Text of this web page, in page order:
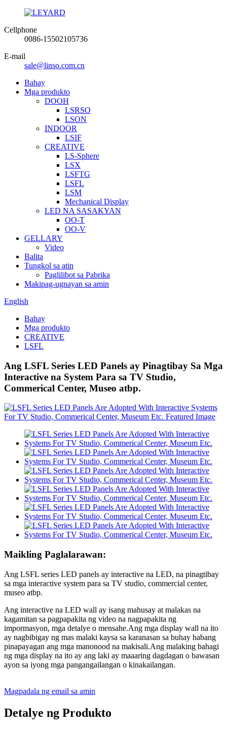
Cellphone
0086-15502105736
E-mail
sale@linso.com.cn
Bahay
Mga produkto
DOOH
LSRSO
LSON
INDOOR
LSIF
CREATIVE
LS-Sphere
LSX
LSFTG
LSFL
LSM
Mechanical Display
LED NA SASAKYAN
OO-T
OO-V
GELLARY
Video
Balita
Tungkol sa atin
Paglilibot sa Pabrika
Makipag-ugnayan sa amin
English
Bahay
Mga produkto
CREATIVE
LSFL
Ang LSFL Series LED Panels ay Pinagtibay Sa Mga
Interactive na System Para sa TV Studio,
Commerical Center, Museo atbp.
Maikling Paglalarawan:
Ang LSFL series LED panels ay interactive na LED, na pinagtibay
sa mga interactive system para sa TV studio, commercial center,
museo atbp.
Ang interactive na LED wall ay isang mahusay at malakas na
kagamitan sa pagpapakita ng video na nagpapakita ng
impormasyon, mga detalye o mensahe.Ang mga display wall na ito
ay nagbibigay ng mas malaki kaysa sa karanasan sa buhay habang
pinapayagan ang mga manonood na makisali.Ang malaking bahagi
ng mga display na ito ay ang laki ay maaaring dagdagan o bawasan
ayon sa iyong mga pangangailangan o kinakailangan.
Magpadala ng email sa amin
Detalye ng Produkto